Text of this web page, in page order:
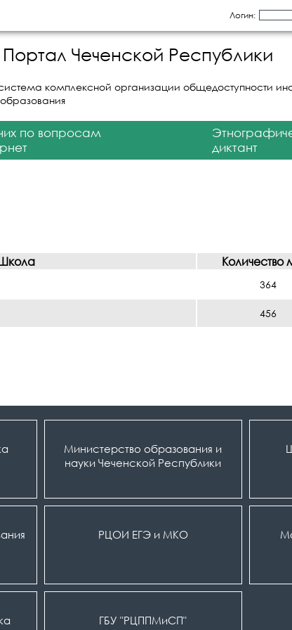
Логин:
Чеченской Республики
комплексной организации общедоступности
по вопросам
диктант
Количество
364
456
Министерство образования и
науки Чеченской Республики
РЦОИ ЕГЭ и МКО
ГБУ "РЦППМиСП"